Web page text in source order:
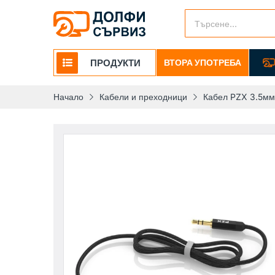
ПРОДУКТИ ВТОРА УПОТРЕБА
Начало Кабели и преходници Кабел PZX